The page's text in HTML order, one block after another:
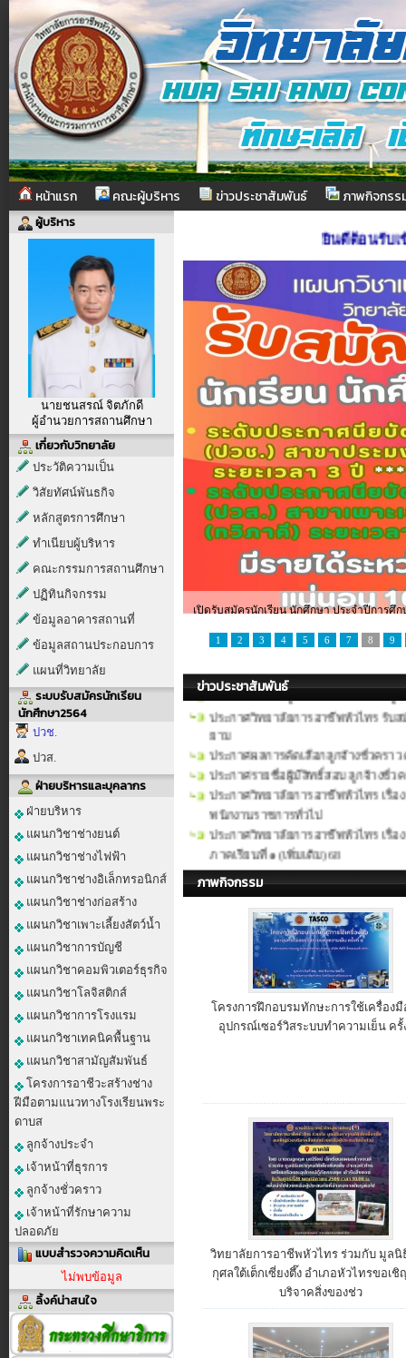
หน้าแรก คณะผู้บริหาร ข่าวประชาสัมพันธ์ ภาพกิจกรร
ผู้บริหาร
นายชนสรณ์ จิตภักดี
ผู้อำนวยการสถานศึกษา
เกี่ยวกับวิทยาลัย
ประวัติความเป็น
วิสัยทัศน์พันธกิจ
หลักสูตรการศึกษา
ทำเนียบผู้บริหาร
คณะกรรมการสถานศึกษา
ปฏิทินกิจกรรม
ข้อมูลอาคารสถานที่
ข้อมูลสถานประกอบการ
แผนที่วิทยาลัย
ระบบรับสมัครนักเรียน
นักศึกษา2564
ปวช.
ปวส.
ฝ่ายบริหารและบุคลากร
ฝ่ายบริหาร
แผนกวิชาช่างยนต์
แผนกวิชาช่างไฟฟ้า
แผนกวิชาช่างอิเล็กทรอนิกส์
แผนกวิชาช่างก่อสร้าง
แผนกวิชาเพาะเลี้ยงสัตว์น้ำ
แผนกวิชาการบัญชี
แผนกวิชาคอมพิวเตอร์ธุรกิจ
แผนกวิชาโลจิสติกส์
แผนกวิชาการโรงแรม
แผนกวิชาเทคนิคพื้นฐาน
แผนกวิชาสามัญสัมพันธ์
โครงการอาชีวะสร้างช่าง
ฝีมือตามแนวทางโรงเรียนพระ
ดาบส
ลูกจ้างประจำ
เจ้าหน้าที่ธุรการ
ลูกจ้างชั่วคราว
เจ้าหน้าที่รักษาความ
ปลอดภัย
แบบสำรวจความคิดเห็น
ไม่พบข้อมูล
ลิ้งค์น่าสนใจ
ยินดีต้อนรับเข้า
เปิดรับสมัครนักเรียน นักศึกษา ประจำปีการศึก
1 2 3 4 5 6 7 8 9
ข่าวประชาสัมพันธ์
ประกาศ เรื่อง ผลการคัดเลือกลูกจ้างชั่
แนบ
ประกาศรายชื่อผู้มีสิทธิ์สอบ ตำแหน่ง
ประกาศวิทยาลัยการอาชีพหัวไทร เรื่
ประกาศวิทยาลัยการอาชีพหัวไทร เรื่
ประกาศรายชื่อผู้มีสิทธิ์สอบตำแหน่งลู
ประกาศวิทยาลัยการอาชีพหัวไทร รับ
ยาม
ประกาศผลการคัดเลือกลูกจ้างชั่วครา
ประกาศรายชื่อผู้มีสิทธิ์สอบ ลูกจ้างชั่ว
ประกาศวิทยาลัยการอาชีพหัวไทร เรื่อ
พนักงานราชการทั่วไป
ประกาศวิทยาลัยการอาชีพหัวไทร เรื่อ
ภาคเรียนที่ ๑ (เพิ่มเติม) 68
ภาพกิจกรรม
โครงการฝึกอบรมทักษะการใช้เครื่องมื
อุปกรณ์เซอร์วิสระบบทำความเย็น ครั้
วิทยาลัยการอาชีพหัวไทร ร่วมกับ มูลนิ
กุศลใต้เต็กเซี่ยงตึ๊ง อำเภอหัวไทรขอเชิ
บริจาคสิ่งของช่ว